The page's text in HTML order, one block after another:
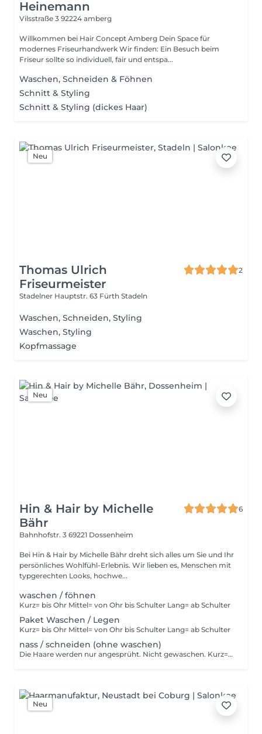
Heinemann
Vilsstraße 3 92224 amberg
Willkommen bei Hair Concept Amberg Dein Space für
modernes Friseurhandwerk Wir finden: Ein Besuch beim
Friseur sollte so individuell, fair und entspa...
Waschen, Schneiden & Föhnen
Schnitt & Styling
Schnitt & Styling (dickes Haar)
Neu
Thomas Ulrich
Friseurmeister
2
Stadelner Hauptstr. 63 Fürth Stadeln
Waschen, Schneiden, Styling
Waschen, Styling
Kopfmassage
Neu
Hin & Hair by Michelle
Bähr
6
Bahnhofstr. 3 69221 Dossenheim
Bei Hin & Hair by Michelle Bähr dreht sich alles um Sie und Ihr
persönliches Wohlfühl-Erlebnis. Wir lieben es, Menschen mit
typgerechten Looks, hochwe...
waschen / föhnen
Kurz= bis Ohr Mittel= von Ohr bis Schulter Lang= ab Schulter
Paket Waschen / Legen
Kurz= bis Ohr Mittel= von Ohr bis Schulter Lang= ab Schulter
nass / schneiden (ohne waschen)
Die Haare werden nur angesprüht. Nicht gewaschen. Kurz= bis Ohr Mittel= von Ohr bis Schulter Lang= ab Schulter
Neu